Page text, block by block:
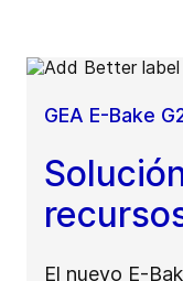
GEA E-Bake
El nuevo E-